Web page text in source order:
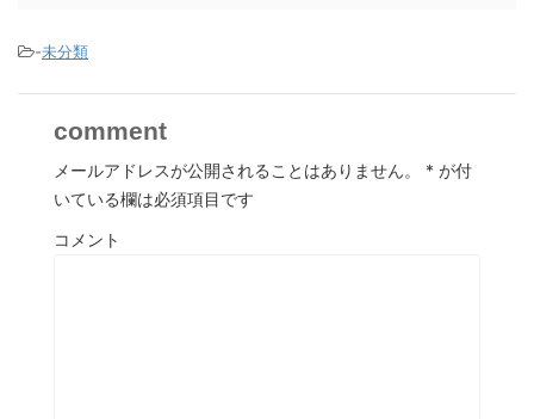
-未分類
comment
メールアドレスが公開されることはありません。 * が付
いている欄は必須項目です
コメント